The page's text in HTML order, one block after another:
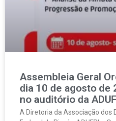
Assembleia Geral
dia 10 de agosto de
no auditório da
A Diretoria da Associação dos